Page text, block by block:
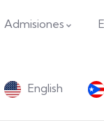
Admisiones
English